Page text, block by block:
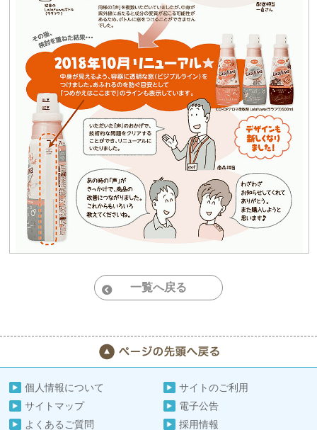
一覧へ戻る
個人情報について
サイトのご利用
サイトマップ
電子公告
よくあるご質問
採用情報